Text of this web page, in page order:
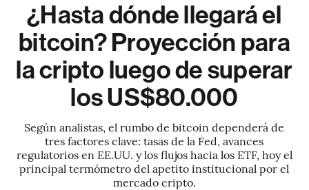
¿Hasta dónde llegará el
bitcoin? Proyección para
la cripto luego de superar
los US$80.000
Según analistas, el rumbo de bitcoin dependerá de
tres factores clave: tasas de la Fed, avances
regulatorios en EE.UU. y los flujos hacia los ETF, hoy el
principal termómetro del apetito institucional por el
mercado cripto.